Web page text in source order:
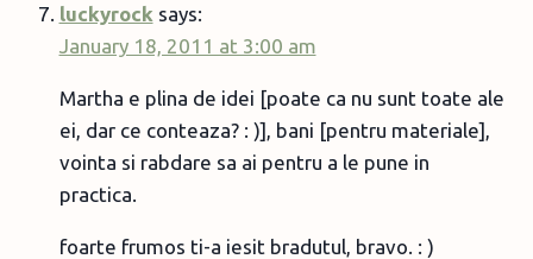
luckyrock says:
January 18, 2011 at 3:00 am
Martha e plina de idei [poate ca nu sunt toate ale
ei, dar ce conteaza? : )], bani [pentru materiale],
vointa si rabdare sa ai pentru a le pune in
practica.
foarte frumos ti-a iesit bradutul, bravo. : )